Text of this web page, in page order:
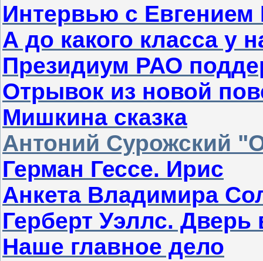
Интервью с
А до какого класса у
Президиум РАО
Отрывок из новой
Мишкина сказка
Антоний Сурожский
Герман Гессе. Ирис
Анкета Владимира
Герберт Уэллс. Дверь
Наше главное дело